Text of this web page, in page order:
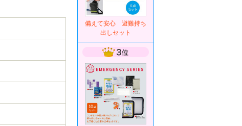
備えて安心 避難持ち
出しセット